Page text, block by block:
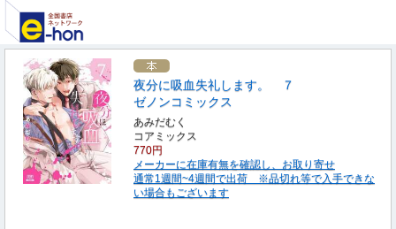
夜分に吸血失礼します。 ７
ゼノンコミックス
あみだむく
コアミックス
770円
メーカーに在庫有無を確認し、お取り寄せ
通常1週間~4週間で出荷 ※品切れ等で入手できな
い場合もございます